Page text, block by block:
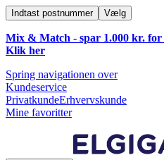
Indtast postnummer Vælg
Mix & Match - spar 1.000 kr.
Klik her
Spring navigationen over
Kundeservice
PrivatkundeErhvervskunde
Mine favoritter